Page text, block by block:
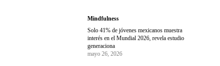
Mindfulness
Solo 41% de jóvenes mexicanos muestra
interés en el Mundial 2026, revela estudio
generaciona
mayo 26, 2026